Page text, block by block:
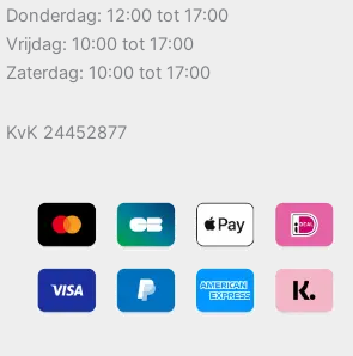
Donderdag: 12:00 tot 17:00
Vrijdag: 10:00 tot 17:00
Zaterdag: 10:00 tot 17:00
KvK 24452877